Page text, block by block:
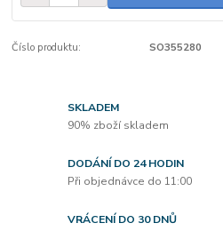
Číslo produktu: SO355280
SKLADEM
90% zboží skladem
DODÁNÍ DO 24 HODIN
Při objednávce do 11:00
VRÁCENÍ DO 30 DNŮ